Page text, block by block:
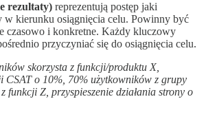
rezultaty) reprezentują postęp jaki
w kierunku osiągnięcia celu. Powinny być
czasowo i konkretne. Każdy kluczowy
przyczyniać się do osiągnięcia celu.
skorzysta z funkcji/produktu X,
CSAT o 10%, 70% użytkowników z grupy
funkcji Z, przyspieszenie działania strony o